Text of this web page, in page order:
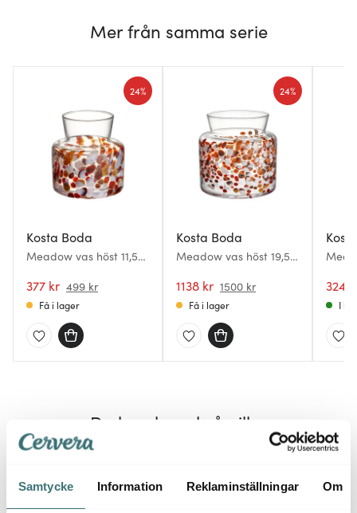
Samtycke Information Reklaminställningar Om
Mer från samma serie
Kosta Boda
Meadow vas höst 11,5
377 kr 499 kr
24%
Få i lager
Kosta Boda
Meadow vas höst 19,5
1138 kr 1500 kr
24%
Få i lager
324
I
Du kanske också gillar
30% 25%